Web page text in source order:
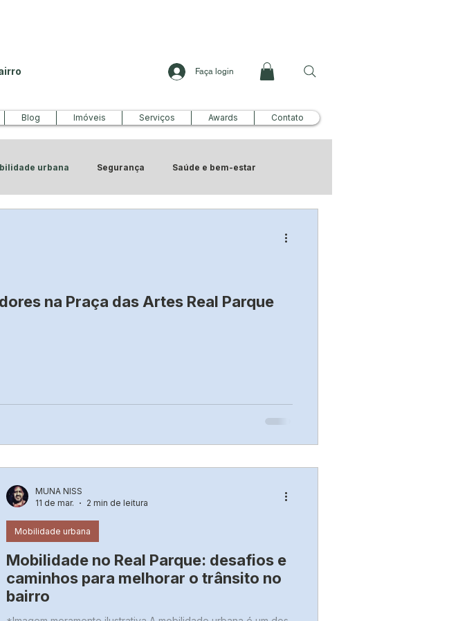
Faça login
Blog Imóveis Serviços Awards Contato
urbana Segurança Saúde e bem-estar
na Praça das Artes Real Parque
Mobilidade no Real Parque: desafios e
caminhos para melhorar o trânsito no
bairro
Mobilidade urbana
MUNA NISS
11 de mar.
2 min de leitura